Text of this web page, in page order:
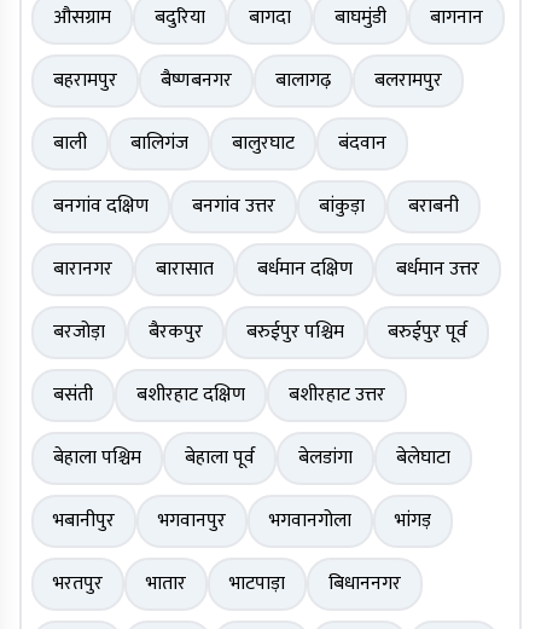
औसग्राम
बदुरिया बागदा बाघमुंडी
बागनान
बहरामपुर
बैष्णबनगर बालागढ़
बलरामपुर
बाली
बालिगंज बालुरघाट
बंदवान
बनगांव दक्षिण
बनगांव उत्तर बांकुड़ा
बराबनी
बारानगर
बारासात बर्धमान दक्षिण
बर्धमान उत्तर
बरजोड़ा
बैरकपुर बरुईपुर पश्चिम
बरुईपुर पूर्व
बसंती
बशीरहाट दक्षिण
बशीरहाट उत्तर
बेहाला पश्चिम
बेहाला पूर्व बेलडांगा
बेलेघाटा
भबानीपुर
भगवानपुर भगवानगोला
भांगड़
भरतपुर
भातार भाटपाड़ा
बिधाननगर